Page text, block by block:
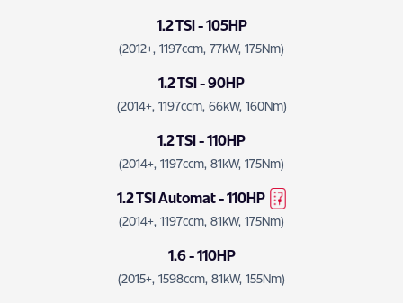
1.2 TSI - 105HP
(2012+, 1197ccm, 77kW, 175Nm)
1.2 TSI - 90HP
(2014+, 1197ccm, 66kW, 160Nm)
1.2 TSI - 110HP
(2014+, 1197ccm, 81kW, 175Nm)
1.2 TSI Automat - 110HP
(2014+, 1197ccm, 81kW, 175Nm)
1.6 - 110HP
(2015+, 1598ccm, 81kW, 155Nm)